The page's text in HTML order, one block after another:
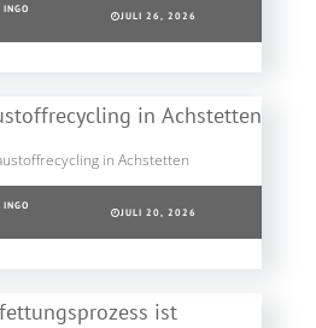
JULI 26, 2026
in Achstetten
JULI 20, 2026